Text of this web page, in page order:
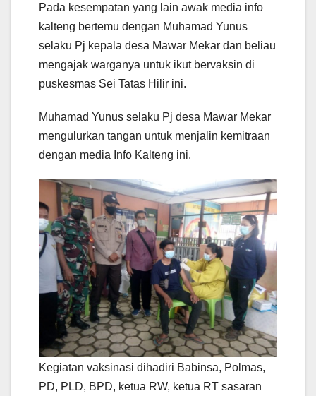
Pada kesempatan yang lain awak media info
kalteng bertemu dengan Muhamad Yunus
selaku Pj kepala desa Mawar Mekar dan beliau
mengajak warganya untuk ikut bervaksin di
puskesmas Sei Tatas Hilir ini.
Muhamad Yunus selaku Pj desa Mawar Mekar
mengulurkan tangan untuk menjalin kemitraan
dengan media Info Kalteng ini.
Kegiatan vaksinasi dihadiri Babinsa, Polmas,
PD, PLD, BPD, ketua RW, ketua RT sasaran